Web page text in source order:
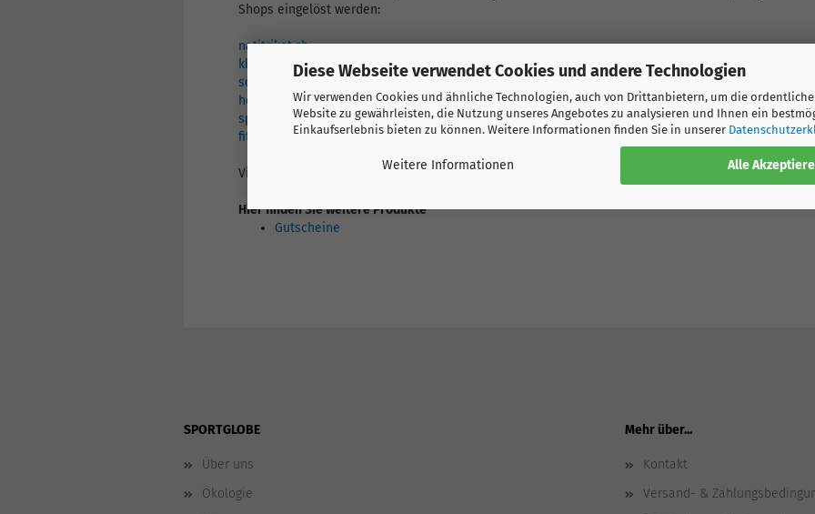
Diese Webseite verwendet Cookies und andere Technologien
Wir verwenden Cookies und ähnliche Technologien, auch von Drittanbietern, um die
Website zu gewährleisten, die Nutzung unseres Angebotes zu analysieren und Ihnen ein
Einkaufserlebnis bieten zu können. Weitere Informationen finden Sie in unserer
Alle
Weitere Informationen
Shops eingelöst werden:
natitrikot.ch
klubtrikot.ch
schulsportmaterial.ch
helme-und-brillen.ch
sportbags.ch
fit-und-warm.ch
Viel Spass beim Freude verschenken.
Hier finden Sie weitere Produkte
Gutscheine
SPORTGLOBE
Über uns
Ökologie
Mehr über...
Kontakt
Versand- &